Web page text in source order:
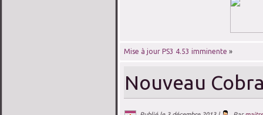
Mise à jour PS3 4.53 imminente »
Nouveau